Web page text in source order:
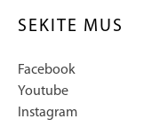
SEKITE MUS
Facebook
Youtube
Instagram